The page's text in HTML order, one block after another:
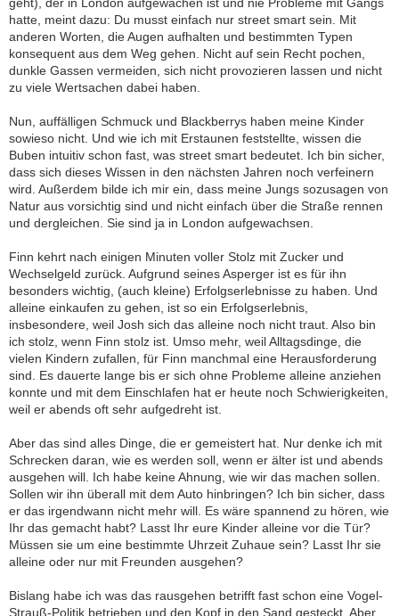
geht), der in London aufgewachen ist und nie Probleme mit Gangs
hatte, meint dazu: Du musst einfach nur street smart sein. Mit
anderen Worten, die Augen aufhalten und bestimmten Typen
konsequent aus dem Weg gehen. Nicht auf sein Recht pochen,
dunkle Gassen vermeiden, sich nicht provozieren lassen und nicht
zu viele Wertsachen dabei haben.
Nun, auffälligen Schmuck und Blackberrys haben meine Kinder
sowieso nicht. Und wie ich mit Erstaunen feststellte, wissen die
Buben intuitiv schon fast, was street smart bedeutet. Ich bin sicher,
dass sich dieses Wissen in den nächsten Jahren noch verfeinern
wird. Außerdem bilde ich mir ein, dass meine Jungs sozusagen von
Natur aus vorsichtig sind und nicht einfach über die Straße rennen
und dergleichen. Sie sind ja in London aufgewachsen.
Finn kehrt nach einigen Minuten voller Stolz mit Zucker und
Wechselgeld zurück. Aufgrund seines Asperger ist es für ihn
besonders wichtig, (auch kleine) Erfolgserlebnisse zu haben. Und
alleine einkaufen zu gehen, ist so ein Erfolgserlebnis,
insbesondere, weil Josh sich das alleine noch nicht traut. Also bin
ich stolz, wenn Finn stolz ist. Umso mehr, weil Alltagsdinge, die
vielen Kindern zufallen, für Finn manchmal eine Herausforderung
sind. Es dauerte lange bis er sich ohne Probleme alleine anziehen
konnte und mit dem Einschlafen hat er heute noch Schwierigkeiten,
weil er abends oft sehr aufgedreht ist.
Aber das sind alles Dinge, die er gemeistert hat. Nur denke ich mit
Schrecken daran, wie es werden soll, wenn er älter ist und abends
ausgehen will. Ich habe keine Ahnung, wie wir das machen sollen.
Sollen wir ihn überall mit dem Auto hinbringen? Ich bin sicher, dass
er das irgendwann nicht mehr will. Es wäre spannend zu hören, wie
Ihr das gemacht habt? Lasst Ihr eure Kinder alleine vor die Tür?
Müssen sie um eine bestimmte Uhrzeit Zuhaue sein? Lasst Ihr sie
alleine oder nur mit Freunden ausgehen?
Bislang habe ich was das rausgehen betrifft fast schon eine Vogel-
Strauß-Politik betrieben und den Kopf in den Sand gesteckt. Aber